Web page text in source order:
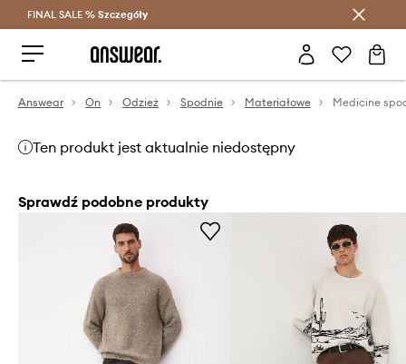
Oszczędzaj z Answear Club >
FINAL SALE % Szczegóły
Answear On Odzież Spodnie Materiałowe Medicine
Ten produkt jest aktualnie niedostępny
Sprawdź podobne produkty